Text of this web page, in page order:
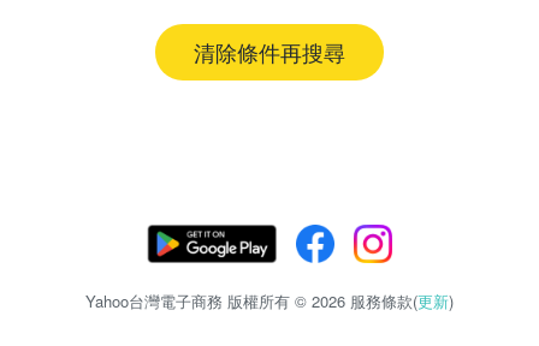
清除條件再搜尋
Yahoo台灣電子商務 版權所有 © 2026 服務條款(更新)